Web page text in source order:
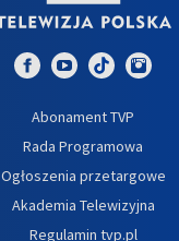
Abonament TVP
Rada Programowa
Ogłoszenia przetargowe
Akademia Telewizyjna
Regulamin tvp.pl